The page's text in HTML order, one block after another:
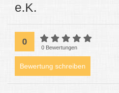
e.K.
0
0 Bewertungen
Bewertung schreiben